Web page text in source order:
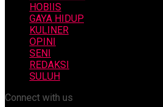
HOBIIS
GAYA HIDUP
KULINER
OPINI
SENI
REDAKSI
SULUH
Connect with us